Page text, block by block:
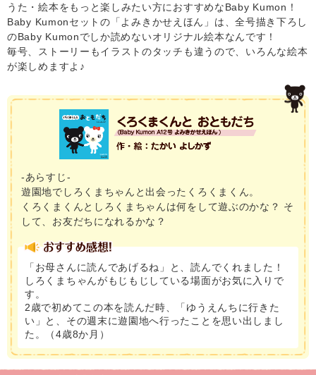
うた・絵本をもっと楽しみたい方におすすめなBaby Kumon！
Baby Kumonセットの「よみきかせえほん」は、全号描き下ろし
のBaby Kumonでしか読めないオリジナル絵本なんです！
毎号、ストーリーもイラストのタッチも違うので、いろんな絵本
が楽しめますよ♪
-あらすじ-
遊園地でしろくまちゃんと出会ったくろくまくん。
くろくまくんとしろくまちゃんは何をして遊ぶのかな？ そ
して、お友だちになれるかな？
「お母さんに読んであげるね」と、読んでくれました！
しろくまちゃんがもじもじしている場面がお気に入りで
す。
2歳で初めてこの本を読んだ時、「ゆうえんちに行きた
い」と、その週末に遊園地へ行ったことを思い出しまし
た。（4歳8か月）